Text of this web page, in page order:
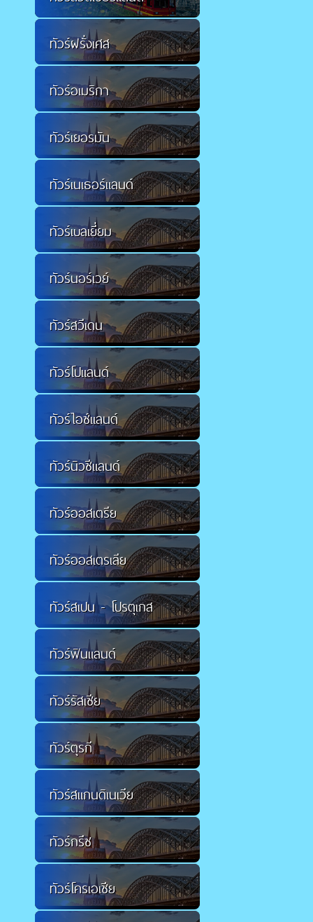
ทัวร์ฝรั่งเศส
ทัวร์อเมริกา
ทัวร์เยอรมัน
ทัวร์เนเธอร์แลนด์
ทัวร์เบลเยี่ยม
ทัวร์นอร์เวย์
ทัวร์สวีเดน
ทัวร์โปแลนด์
ทัวร์ไอซ์แลนด์
ทัวร์นิวซีแลนด์
ทัวร์ออสเตรีย
ทัวร์ออสเตรเลีย
ทัวร์สเปน - โปรตุเกส
ทัวร์ฟินแลนด์
ทัวร์รัสเซีย
ทัวร์ตุรกี
ทัวร์สแกนดิเนเวีย
ทัวร์กรีซ
ทัวร์โครเอเชีย